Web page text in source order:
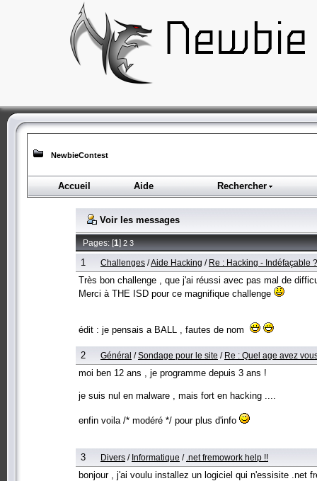
NewbieContest
Accueil Aide Rechercher
Voir les messages
Pages: [1]2 3
1 Challenges /Aide Hacking / Re : Hacking - Indéfaçable ?
Très bon challenge , que j'ai réussi avec pas mal de
Merci à THE ISD pour ce magnifique challenge
édit : je pensais a BALL , fautes de nom
2 Général /Sondage pour le site / Re : Quel age avez
moi ben 12 ans , je programme depuis 3 ans !
je suis nul en malware , mais fort en hacking ....
enfin voila /* modéré */ pour plus d'info
3 Divers / Informatique / .net fremowork help !!
bonjour , j'ai voulu installez un logiciel qui n'essisite .net